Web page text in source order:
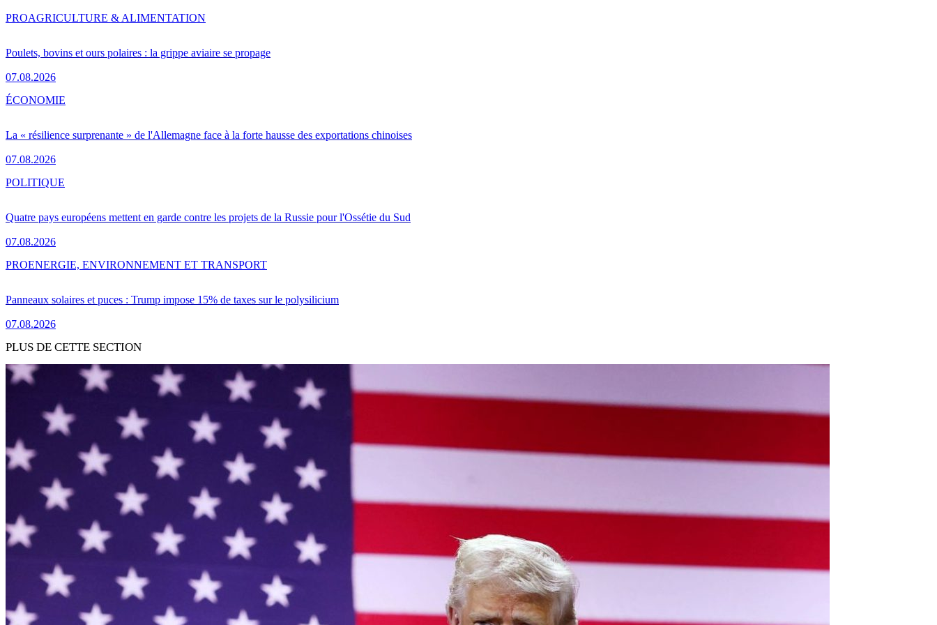
Poulets, bovins et ours polaires : la grippe aviaire se propage
07.08.2026
PROAGRICULTURE & ALIMENTATION
La « résilience surprenante » de l'Allemagne face à la forte hausse des exportations chinoises
07.08.2026
ÉCONOMIE
Quatre pays européens mettent en garde contre les projets de la Russie pour l'Ossétie du Sud
07.08.2026
POLITIQUE
Panneaux solaires et puces : Trump impose 15% de taxes sur le polysilicium
07.08.2026
PROENERGIE, ENVIRONNEMENT ET TRANSPORT
PLUS DE CETTE SECTION